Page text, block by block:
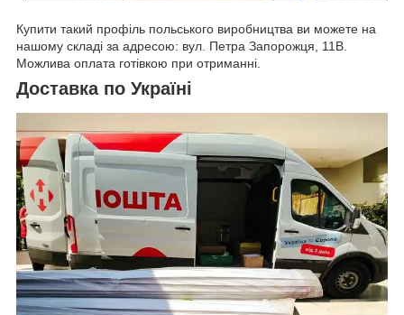
Купити такий профіль польського виробництва ви можете на
нашому складі за адресою: вул. Петра Запорожця, 11В.
Можлива оплата готівкою при отриманні.
Доставка по Україні